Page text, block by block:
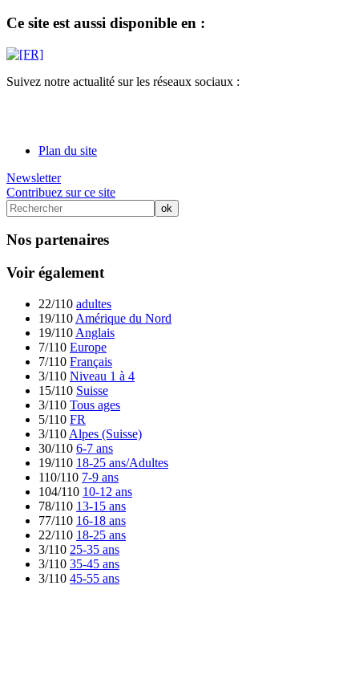
Ce site est aussi disponible en :
Suivez notre actualité sur les réseaux sociaux :
Plan du site
Newsletter
Contribuez sur ce site
Nos partenaires
Voir également
22/110 adultes
19/110 Amérique du Nord
19/110 Anglais
7/110 Europe
7/110 Français
3/110 Niveau 1 à 4
15/110 Suisse
3/110 Tous ages
5/110 FR
3/110 Alpes (Suisse)
30/110 6-7 ans
19/110 18-25 ans/Adultes
110/110 7-9 ans
104/110 10-12 ans
78/110 13-15 ans
77/110 16-18 ans
22/110 18-25 ans
3/110 25-35 ans
3/110 35-45 ans
3/110 45-55 ans